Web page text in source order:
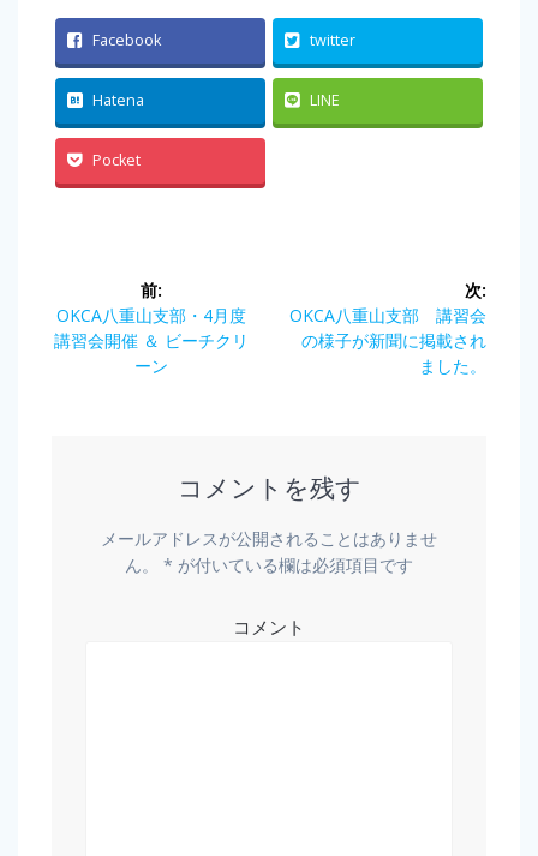
Facebook twitter
Hatena LINE
Pocket
稿
前:
前
の
OKCA八重山支部・4月度
講習会開催 ＆ ビーチクリ
ーン
次:
次
の
OKCA八重山支部 講習会
の様子が新聞に掲載され
ました。
コメントを残す
メールアドレスが公開されることはありませ
ん。
* が付いている欄は必須項目です
コメント